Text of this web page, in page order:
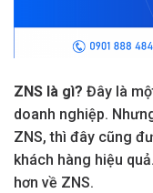
ZNS là gì? Đây là
doanh nghiệp.
ZNS, thì đây cũng
khách hàng hiệu
hơn về ZNS.